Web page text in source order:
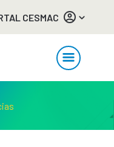
CESMAC